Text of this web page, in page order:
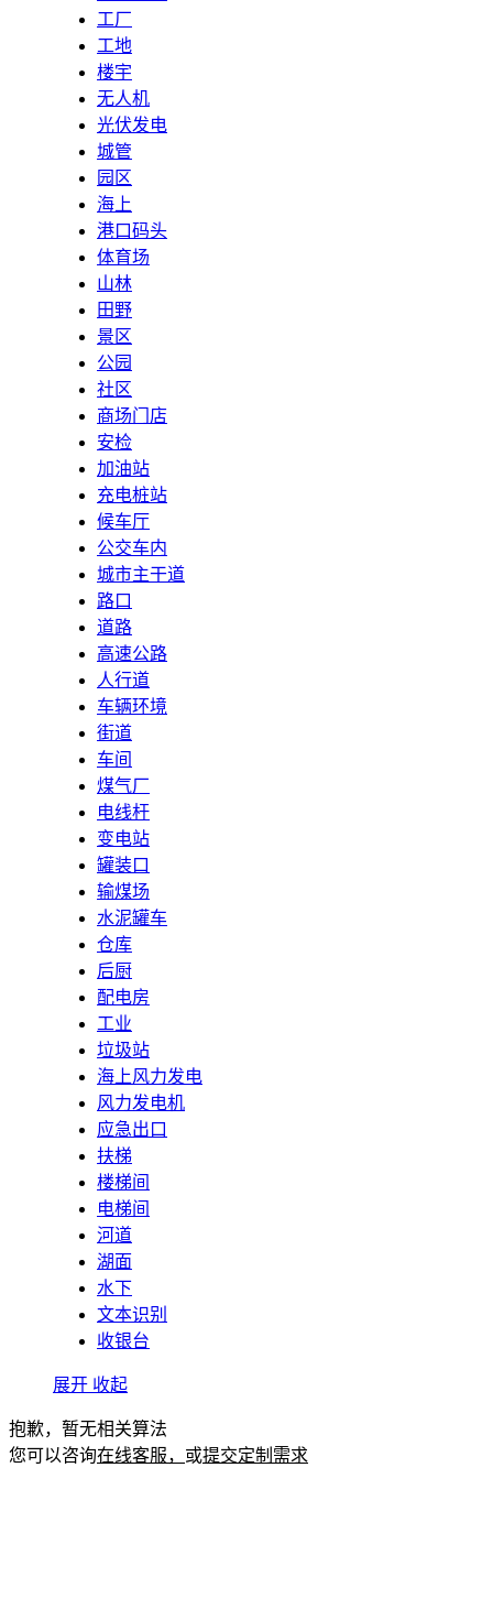
工厂
工地
楼宇
无人机
光伏发电
城管
园区
海上
港口码头
体育场
山林
田野
景区
公园
社区
商场门店
安检
加油站
充电桩站
候车厅
公交车内
城市主干道
路口
道路
高速公路
人行道
车辆环境
街道
车间
煤气厂
电线杆
变电站
罐装口
输煤场
水泥罐车
仓库
后厨
配电房
工业
垃圾站
海上风力发电
风力发电机
应急出口
扶梯
楼梯间
电梯间
河道
湖面
水下
文本识别
收银台
展开 收起
抱歉，暂无相关算法
您可以咨询在线客服， 或提交定制需求